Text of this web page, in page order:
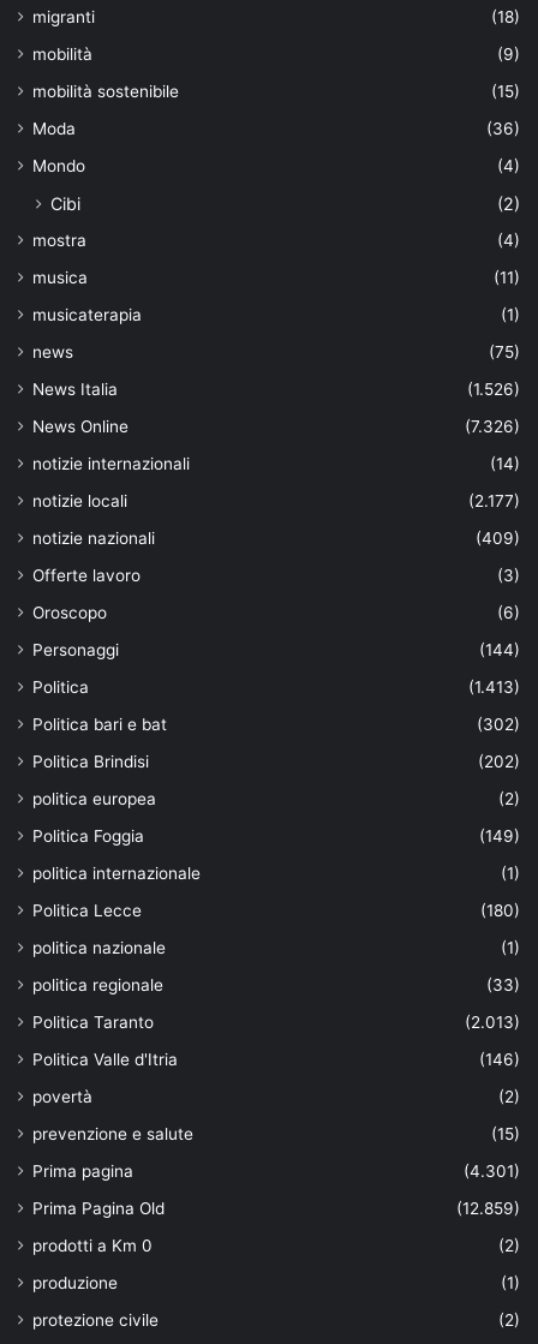
migranti
(18)
mobilità
(9)
mobilità sostenibile
(15)
Moda
(36)
Mondo
(4)
Cibi (2)
mostra
(4)
musica
(11)
musicaterapia
(1)
news
(75)
News Italia
(1.526)
News Online
(7.326)
notizie internazionali
(14)
notizie locali
(2.177)
notizie nazionali
(409)
Offerte lavoro
(3)
Oroscopo
(6)
Personaggi
(144)
Politica
(1.413)
Politica bari e bat
(302)
Politica Brindisi
(202)
politica europea
(2)
Politica Foggia
(149)
politica internazionale
(1)
Politica Lecce
(180)
politica nazionale
(1)
politica regionale
(33)
Politica Taranto
(2.013)
Politica Valle d'Itria
(146)
povertà
(2)
prevenzione e salute
(15)
Prima pagina
(4.301)
Prima Pagina Old
(12.859)
prodotti a Km 0
(2)
produzione
(1)
protezione civile
(2)